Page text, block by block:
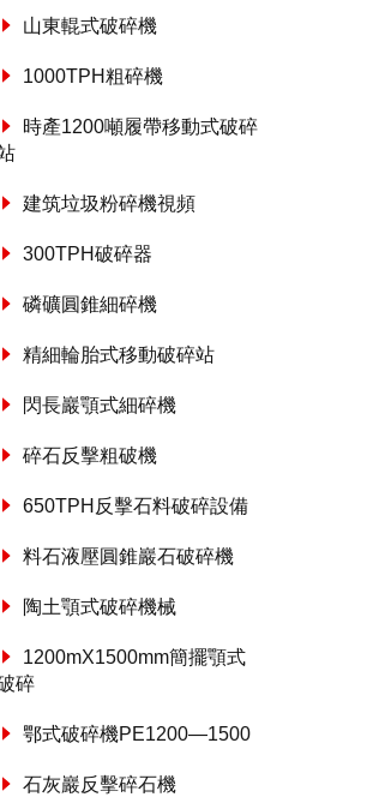
山東輥式破碎機
1000TPH粗碎機
時產1200噸履帶移動式破碎
建筑垃圾粉碎機視頻
300TPH破碎器
磷礦圓錐細碎機
精細輪胎式移動破碎站
閃長巖顎式細碎機
碎石反擊粗破機
650TPH反擊石料破碎設備
料石液壓圓錐巖石破碎機
陶土顎式破碎機械
1200mX1500mm簡擺顎式
碎
鄂式破碎機PE1200—1500
石灰巖反擊碎石機